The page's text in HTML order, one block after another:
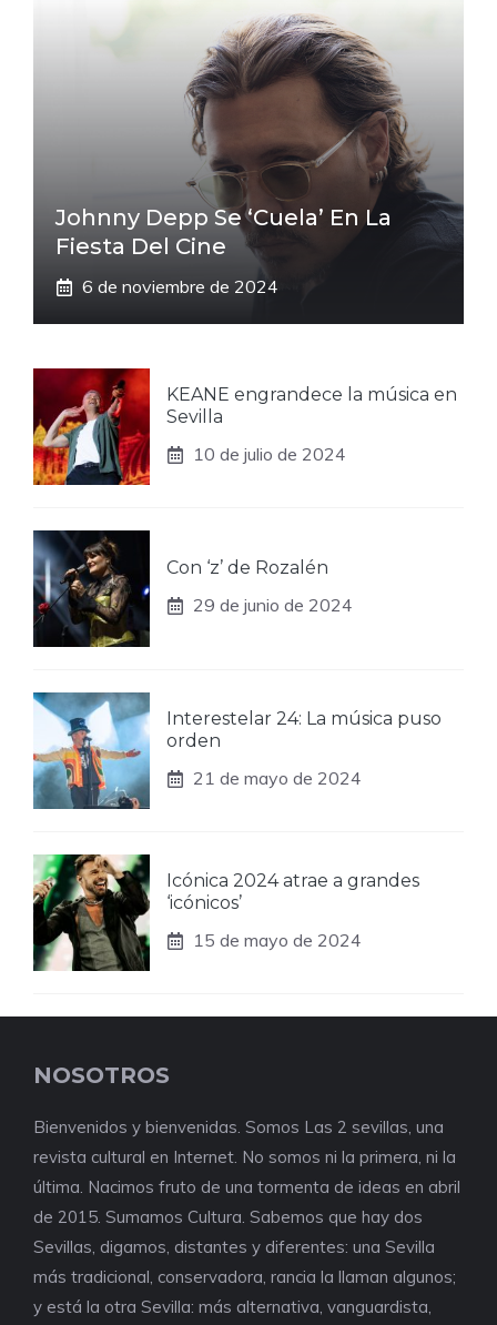
Johnny Depp Se ‘cuela’ En La
Fiesta Del Cine
6 de noviembre de 2024
KEANE engrandece la música en
Sevilla
10 de julio de 2024
Con ‘z’ de Rozalén
29 de junio de 2024
Interestelar 24: La música puso
orden
21 de mayo de 2024
Icónica 2024 atrae a grandes
‘icónicos’
15 de mayo de 2024
NOSOTROS
Bienvenidos y bienvenidas. Somos Las 2 sevillas, una
revista cultural en Internet. No somos ni la primera, ni la
última. Nacimos fruto de una tormenta de ideas en abril
de 2015. Sumamos Cultura. Sabemos que hay dos
Sevillas, digamos, distantes y diferentes: una Sevilla
más tradicional, conservadora, rancia la llaman algunos;
y está la otra Sevilla: más alternativa, vanguardista,